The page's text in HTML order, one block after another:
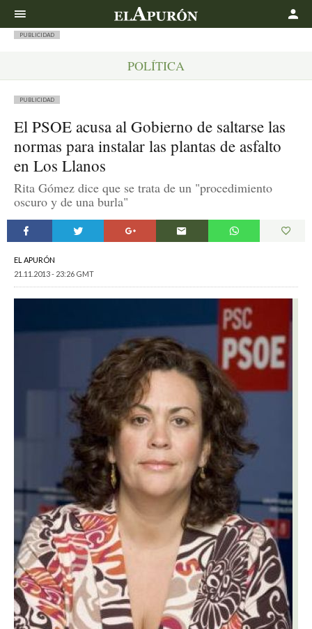
PUBLICIDAD
POLÍTICA
PUBLICIDAD
El PSOE acusa al Gobierno de saltarse las
normas para instalar las plantas de asfalto
en Los Llanos
Rita Gómez dice que se trata de un "procedimiento
oscuro y de una burla"
EL APURÓN
21.11.2013 - 23:26 GMT